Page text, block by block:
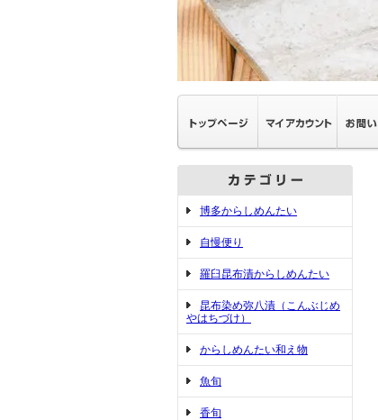
博多からしめんたい
自慢便り
羅臼昆布漬からしめんたい
昆布染め弥八漬（こんぶじめ
やはちづけ）
からしめんたい和え物
魚旬
香旬